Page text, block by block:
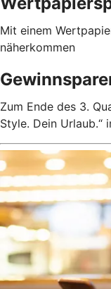
Mit einem
näherkommen
Zum Ende des 3.
Style. Dein Urlaub.“